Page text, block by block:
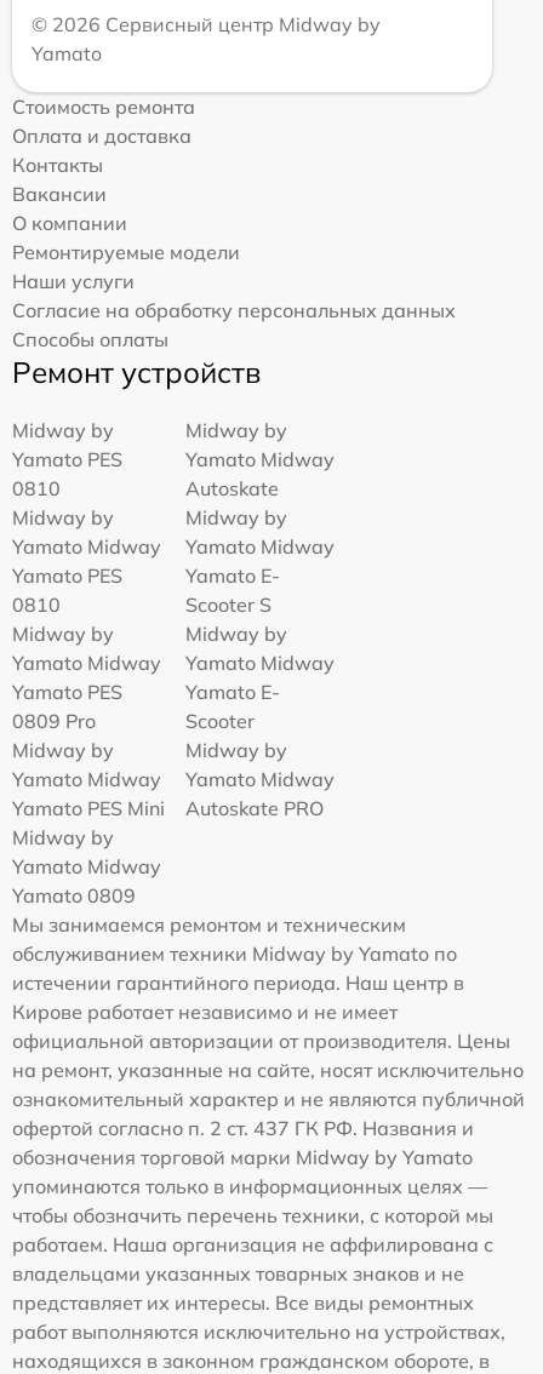
© 2026 Сервисный центр Midway by
Yamato
Стоимость ремонта
Оплата и доставка
Контакты
Вакансии
О компании
Ремонтируемые модели
Наши услуги
Согласие на обработку персональных данных
Способы оплаты
Ремонт устройств
Midway by
Yamato PES
0810
Midway by
Yamato Midway
Autoskate
Midway by
Yamato Midway
Yamato PES
0810
Midway by
Yamato Midway
Yamato E-
Scooter S
Midway by
Yamato Midway
Yamato PES
0809 Pro
Midway by
Yamato Midway
Yamato E-
Scooter
Midway by
Yamato Midway
Yamato PES Mini
Midway by
Yamato Midway
Autoskate PRO
Midway by
Yamato Midway
Yamato 0809
Мы занимаемся ремонтом и техническим
обслуживанием техники Midway by Yamato по
истечении гарантийного периода. Наш центр в
Кирове работает независимо и не имеет
официальной авторизации от производителя. Цены
на ремонт, указанные на сайте, носят исключительно
ознакомительный характер и не являются публичной
офертой согласно п. 2 ст. 437 ГК РФ. Названия и
обозначения торговой марки Midway by Yamato
упоминаются только в информационных целях —
чтобы обозначить перечень техники, с которой мы
работаем. Наша организация не аффилирована с
владельцами указанных товарных знаков и не
представляет их интересы. Все виды ремонтных
работ выполняются исключительно на устройствах,
находящихся в законном гражданском обороте, в